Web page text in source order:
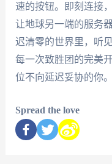
速的按钮。即刻连接
让地球另一端的服务
迟清零的世界里，听
每一次致胜团的完美
位不向延迟妥协的你。
Spread the love